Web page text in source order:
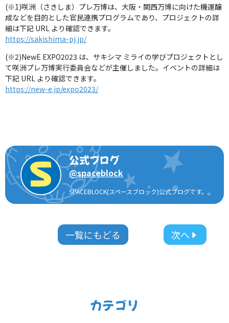
(※1)咲洲（さきしま）プレ万博は、大阪・関西万博に向けた機運醸
成などを目的とした官民連携プログラムであり、プロジェクトの詳
細は下記 URL より確認できます。
https://sakishima-pj.jp/
(※2)NewE EXPO2023 は、サキシマ ミライの学びプロジェクトとし
て咲洲プレ万博実行委員会などが主催しました。イベントの詳細は
下記 URL より確認できます。
https://new-e.jp/expo2023/
公式ブログ
@spaceblock
SPACEBLOCK(スペースブロック)公式ブログです。
一覧にもどる 次へ
カテゴリ